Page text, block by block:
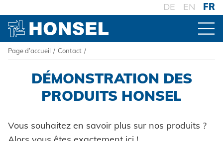
DE EN FR
PRODUITS
VUE D'ENSEMBLE DES PRODUITS
CONNECTEURS
HONSEL
HONSEL INTERNATIONALE
COMPÉTENCE
Page d’accueil / Contact /
DÉMONSTRATION DES
PRODUITS HONSEL
Vous souhaitez en savoir plus sur nos produits ?